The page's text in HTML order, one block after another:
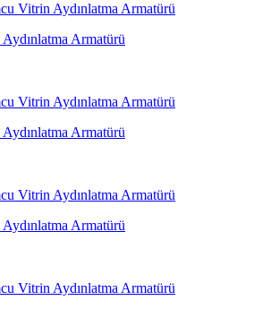
Armatürü
Armatürü
Armatürü